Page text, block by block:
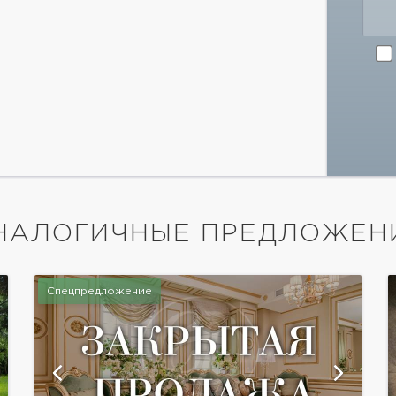
Спецпредложение
показать ещё 13 фотографий